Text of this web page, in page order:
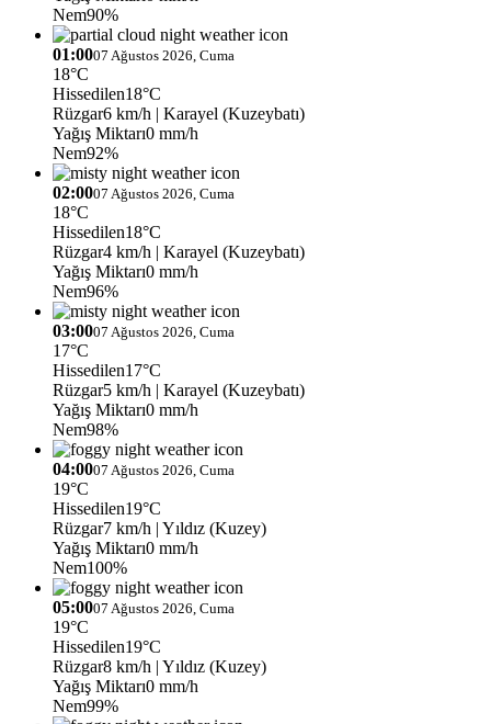
Nem90%
01:0007 Ağustos 2026, Cuma
18°C
Hissedilen18°C
Rüzgar6 km/h | Karayel (Kuzeybatı)
Yağış Miktarı0 mm/h
Nem92%
02:0007 Ağustos 2026, Cuma
18°C
Hissedilen18°C
Rüzgar4 km/h | Karayel (Kuzeybatı)
Yağış Miktarı0 mm/h
Nem96%
03:0007 Ağustos 2026, Cuma
17°C
Hissedilen17°C
Rüzgar5 km/h | Karayel (Kuzeybatı)
Yağış Miktarı0 mm/h
Nem98%
04:0007 Ağustos 2026, Cuma
19°C
Hissedilen19°C
Rüzgar7 km/h | Yıldız (Kuzey)
Yağış Miktarı0 mm/h
Nem100%
05:0007 Ağustos 2026, Cuma
19°C
Hissedilen19°C
Rüzgar8 km/h | Yıldız (Kuzey)
Yağış Miktarı0 mm/h
Nem99%